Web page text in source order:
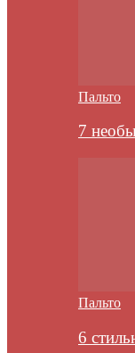
Пальто
7
Пальто
6